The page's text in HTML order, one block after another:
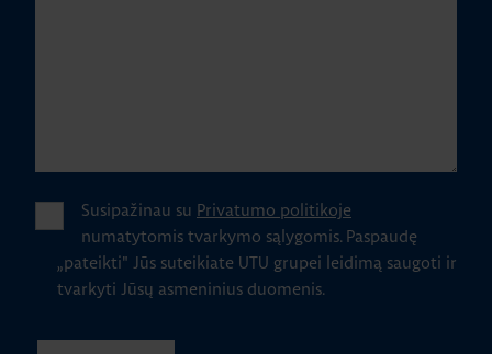
Susipažinau su Privatumo politikoje
numatytomis tvarkymo sąlygomis. Paspaudę
„pateikti" Jūs suteikiate UTU grupei leidimą saugoti ir
tvarkyti Jūsų asmeninius duomenis.